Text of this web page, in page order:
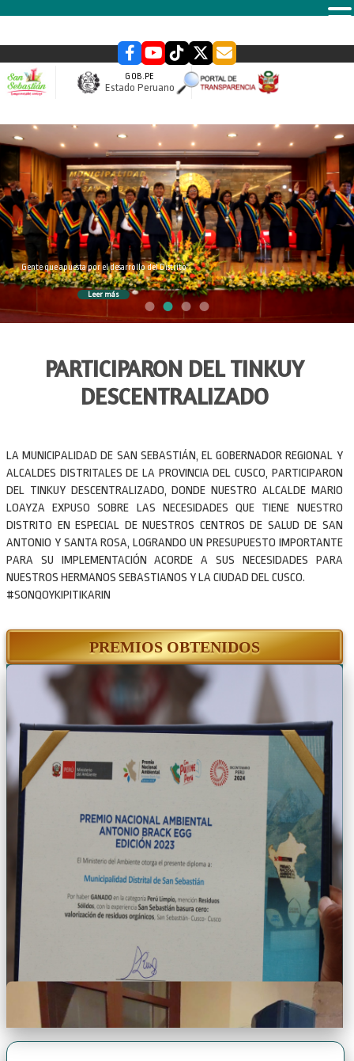
GOB.PE
Estado Peruano
slider
Gente que apuesta por el desarrollo del Distrito
Leer más
PARTICIPARON DEL TINKUY
DESCENTRALIZADO
LA MUNICIPALIDAD DE SAN SEBASTIÁN, EL GOBERNADOR REGIONAL Y
ALCALDES DISTRITALES DE LA PROVINCIA DEL CUSCO, PARTICIPARON
DEL TINKUY DESCENTRALIZADO, DONDE NUESTRO ALCALDE MARIO
LOAYZA EXPUSO SOBRE LAS NECESIDADES QUE TIENE NUESTRO
DISTRITO EN ESPECIAL DE NUESTROS CENTROS DE SALUD DE SAN
ANTONIO Y SANTA ROSA, LOGRANDO UN PRESUPUESTO IMPORTANTE
PARA SU IMPLEMENTACIÓN ACORDE A SUS NECESIDADES PARA
NUESTROS HERMANOS SEBASTIANOS Y LA CIUDAD DEL CUSCO.
#SONQOYKIPITIKARIN
PREMIOS OBTENIDOS